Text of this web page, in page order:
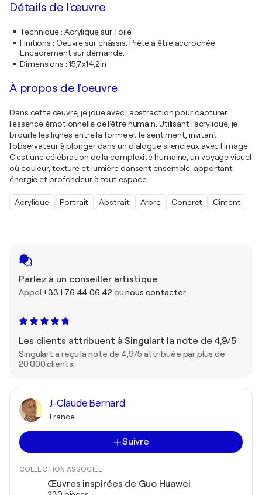
Parlez à un conseiller artistique
Appel +33 1 76 44 06 42 ounous contacter
Les clients attribuent à Singulart la note de 4,9/5
Singulart a reçu la note de 4,9/5 attribuée par plus de
20 000 clients.
J-Claude Bernard
France
Suivre
COLLECTION ASSOCIÉE
Œuvres inspirées de Guo Huawei
Détails de l'œuvre
Technique: Acrylique sur Toile
Finitions : Oeuvre sur châssis. Prête à être accrochée.
Encadrement sur demande.
Dimensions : 15,7x14,2in
À propos de l'oeuvre
Dans cette œuvre, je joue avec l'abstraction pour capturer
l'essence émotionnelle de l'être humain. Utilisant l'acrylique, je
brouille les lignes entre la forme et le sentiment, invitant
l'observateur à plonger dans un dialogue silencieux avec l'image.
C'est une célébration de la complexité humaine, un voyage visuel
où couleur, texture et lumière dansent ensemble, apportant
énergie et profondeur à tout espace.
Acrylique Portrait Abstrait Arbre Concret Ciment